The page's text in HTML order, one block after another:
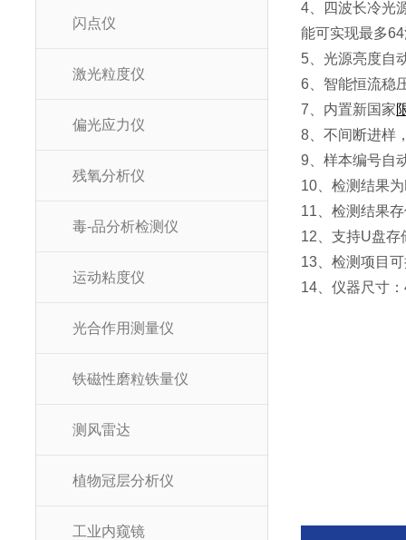
闪点仪
激光粒度仪
偏光应力仪
残氧分析仪
毒-品分析检测仪
运动粘度仪
光合作用测量仪
铁磁性磨粒铁量仪
测风雷达
植物冠层分析仪
工业内窥镜
4、四波长冷光
能可实现最多
5、光源亮度自
6、智能恒流稳
7、内置新国家
8、不间断进样
9、样本编号自
10、检测结果
11、检测结果
12、支持U盘存
13、检测项目
14、仪器尺寸